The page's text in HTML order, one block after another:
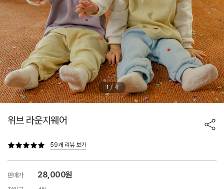
1 / 4
위브 라운지웨어
59개 리뷰 보기
판매가 28,000원